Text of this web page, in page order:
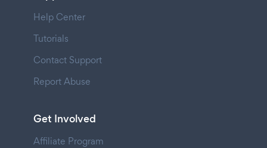
Help Center
Tutorials
Contact Support
Report Abuse
Get Involved
Affiliate Program